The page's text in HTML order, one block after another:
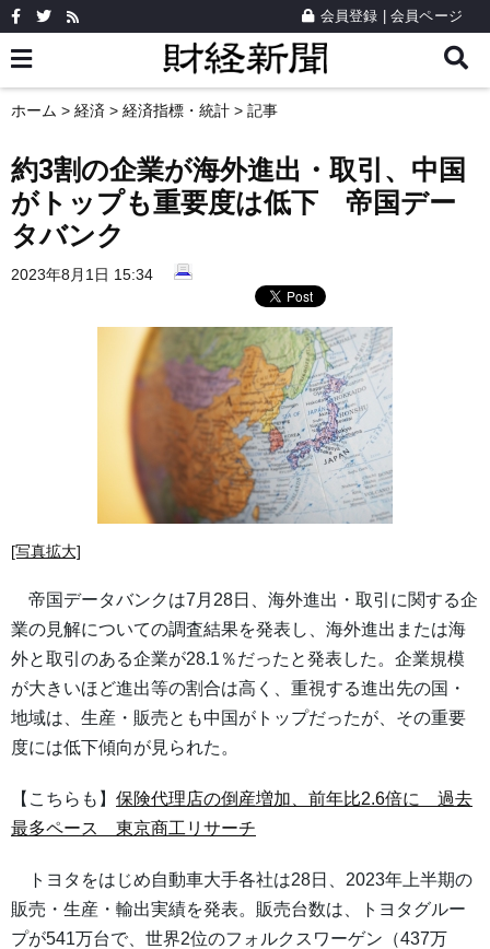
会員登録 会員ページ
ホーム > 経済 > 経済指標・統計 > 記事
約3割の企業が海外進出・取引、中国
がトップも重要度は低下 帝国デー
タバンク
2023年8月1日 15:34
[写真拡大]
帝国データバンクは7月28日、海外進出・取引に関する企
業の見解についての調査結果を発表し、海外進出または海
外と取引のある企業が28.1％だったと発表した。企業規模
が大きいほど進出等の割合は高く、重視する進出先の国・
地域は、生産・販売とも中国がトップだったが、その重要
度には低下傾向が見られた。
【こちらも】 保険代理店の倒産増加、前年比2.6倍に 過去
最多ペース 東京商工リサーチ
トヨタをはじめ自動車大手各社は28日、2023年上半期の
販売・生産・輸出実績を発表。販売台数は、トヨタグルー
プが541万台で、世界2位のフォルクスワーゲン（437万